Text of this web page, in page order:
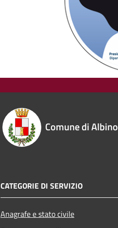
Comune di Albino
CATEGORIE DI SERVIZIO
Anagrafe e stato civile